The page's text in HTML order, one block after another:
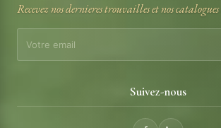
Recevez nos dernieres trouvailles et nos
Suivez-nous